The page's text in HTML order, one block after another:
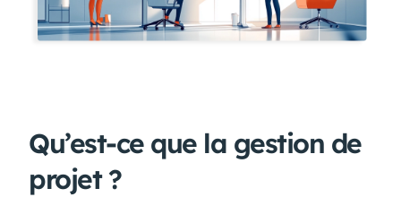
Qu’est-ce que la gestion de
projet ?